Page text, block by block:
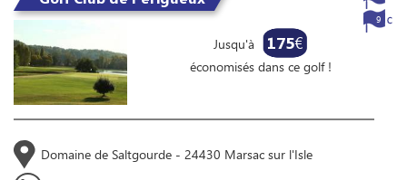
Jusqu'à 175€
économisés dans ce golf !
9
Domaine de Saltgourde - 24430 Marsac sur l'Isle